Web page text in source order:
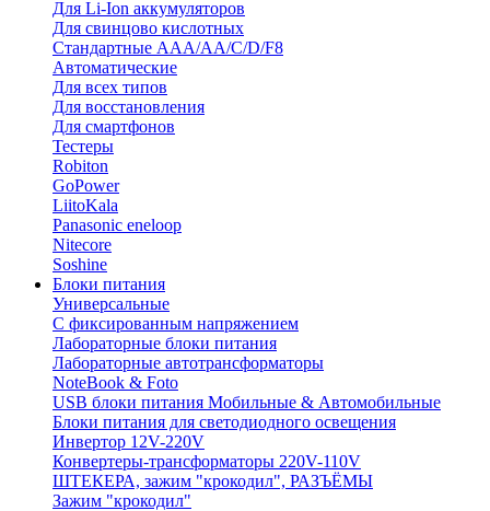
Для Li-Ion аккумуляторов
Для свинцово кислотных
Стандартные ААА/АА/С/D/F8
Автоматические
Для всех типов
Для восстановления
Для смартфонов
Тестеры
Robiton
GoPower
LiitoKala
Panasonic eneloop
Nitecore
Soshine
Блоки питания
Универсальные
C фиксированным напряжением
Лабораторные блоки питания
Лабораторные автотрансформаторы
NoteBook & Foto
USB блоки питания Мобильные & Автомобильные
Блоки питания для светодиодного освещения
Инвертор 12V-220V
Конвертеры-трансформаторы 220V-110V
ШТЕКЕРА, зажим "крокодил", РАЗЪЁМЫ
Зажим "крокодил"